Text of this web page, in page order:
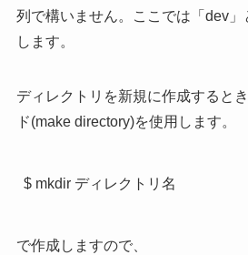
列で構いません。ここでは「dev
します。
ディレクトリを新規に作成すると
ド(make directory)を使用します。
$ mkdir ディレクトリ名
で作成しますので、